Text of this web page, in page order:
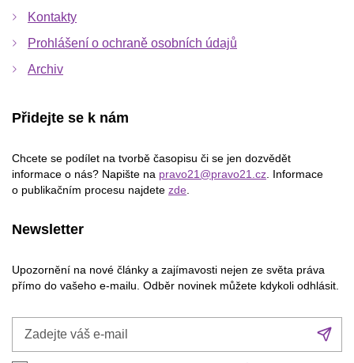
Kontakty
Prohlášení o ochraně osobních údajů
Archiv
Přidejte se k nám
Chcete se podílet na tvorbě časopisu či se jen dozvědět
informace o nás? Napište na pravo21@pravo21.cz. Informace
o publikačním procesu najdete zde.
Newsletter
Upozornění na nové články a zajímavosti nejen ze světa práva
přímo do vašeho e-mailu. Odběr novinek můžete kdykoli odhlásit.